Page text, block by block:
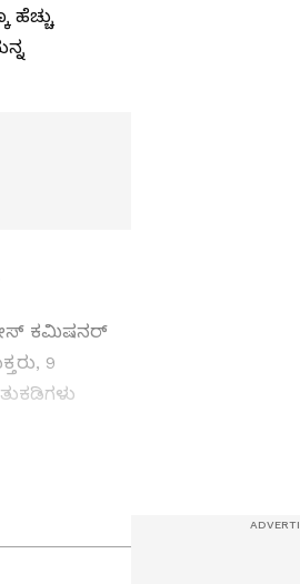
ಹೆಚ್ಚು
ಕಮಿಷನರ್
9
ವಿಶೇಷ
ಪ್ರವೇಶ